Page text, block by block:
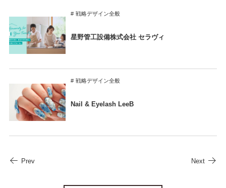
戦略デザイン全般
星野管工設備株式会社 セラヴィ
戦略デザイン全般
Nail & Eyelash LeeB
Prev Next